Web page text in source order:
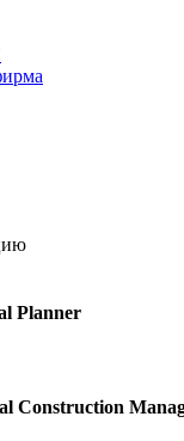
Planner
Construction